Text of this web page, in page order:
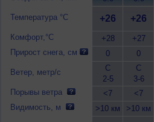
Температура °C
Комфорт,°C
Прирост снега, см
Ветер, метр/с
Порывы ветра
Видимость, м
+26
+28
0
С
2-5
<7
>10 км
+26
+27
0
С
3-6
<7
>10 км